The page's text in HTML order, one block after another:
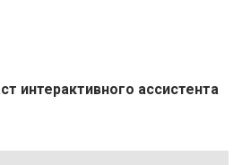
интерактивного ассистента